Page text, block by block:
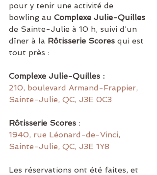
pour y tenir une activité de
bowling au Complexe Julie-Quilles
de Sainte-Julie à 10 h, suivi d’un
dîner à la Rôtisserie Scores qui est
tout près :
Complexe Julie-Quilles :
210, boulevard Armand-Frappier,
Sainte-Julie, QC, J3E 0C3
Rôtisserie Scores :
1940, rue Léonard-de-Vinci,
Sainte-Julie, QC, J3E 1Y8
Les réservations ont été faites, et